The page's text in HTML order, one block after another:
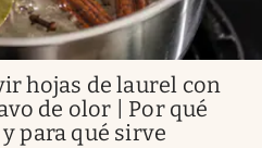
hojas de laurel con
de olor | Por qué
para qué sirve